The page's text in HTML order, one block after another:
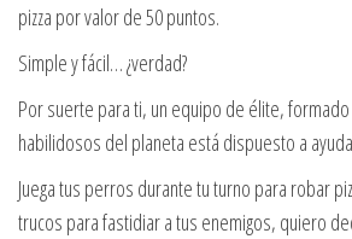
pizza por valor de 50 puntos.
Simple y fácil… ¿verdad?
Por suerte para ti, un equipo de élite,
habilidosos del planeta está dispuesto a
Juega tus perros durante tu turno para robar
trucos para fastidiar a tus enemigos, quiero